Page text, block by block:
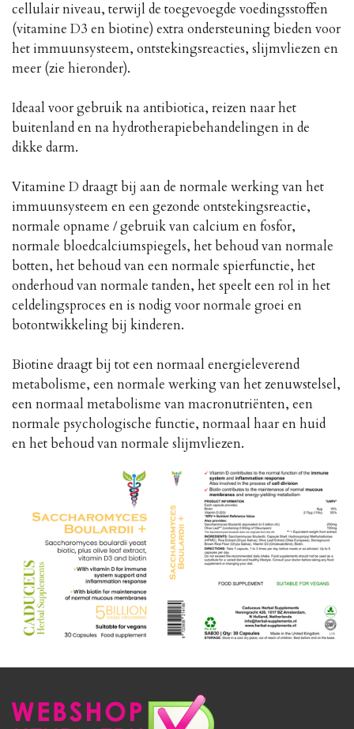
cellulair niveau, terwijl de toegevoegde voedingsstoffen
(vitamine D3 en biotine) extra ondersteuning bieden voor
het immuunsysteem, ontstekingsreacties, slijmvliezen en
meer (zie hieronder).
Ideaal voor gebruik na antibiotica, reizen naar het
buitenland en na hydrotherapiebehandelingen in de
dikke darm.
Vitamine D draagt ​​bij aan de normale werking van het
immuunsysteem en een gezonde ontstekingsreactie,
normale opname / gebruik van calcium en fosfor,
normale bloedcalciumspiegels, het behoud van normale
botten, het behoud van een normale spierfunctie, het
onderhoud van normale tanden, het speelt een rol in het
celdelingsproces en is nodig voor normale groei en
botontwikkeling bij kinderen.
Biotine draagt ​​bij tot een normaal energieleverend
metabolisme, een normale werking van het zenuwstelsel,
een normaal metabolisme van macronutriënten, een
normale psychologische functie, normaal haar en huid
en het behoud van normale slijmvliezen.